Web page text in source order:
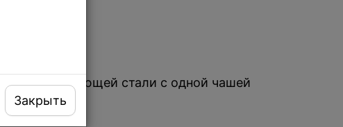
Закрыть
из нержавеющей стали с одной чашей